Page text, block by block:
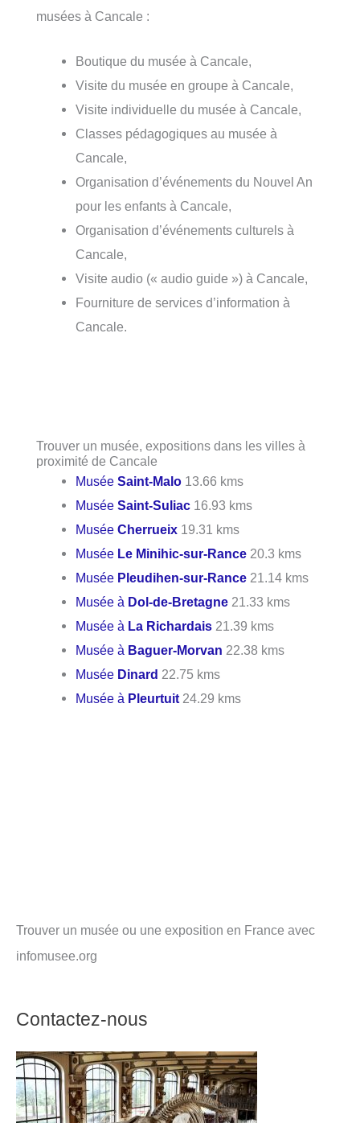
musées à Cancale :
Boutique du musée à Cancale,
Visite du musée en groupe à Cancale,
Visite individuelle du musée à Cancale,
Classes pédagogiques au musée à
Cancale,
Organisation d’événements du Nouvel An
pour les enfants à Cancale,
Organisation d’événements culturels à
Cancale,
Visite audio (« audio guide ») à Cancale,
Fourniture de services d’information à
Cancale.
Trouver un musée, expositions dans les villes à
proximité de Cancale
MuséeSaint-Malo 13.66 kms
MuséeSaint-Suliac 16.93 kms
MuséeCherrueix 19.31 kms
Musée Le Minihic-sur-Rance 20.3 kms
Musée Pleudihen-sur-Rance 21.14 kms
Musée à Dol-de-Bretagne 21.33 kms
Musée à La Richardais 21.39 kms
Musée à Baguer-Morvan 22.38 kms
Musée Dinard 22.75 kms
Musée à Pleurtuit 24.29 kms
Trouver un musée ou une exposition en France avec
infomusee.org
Contactez-nous